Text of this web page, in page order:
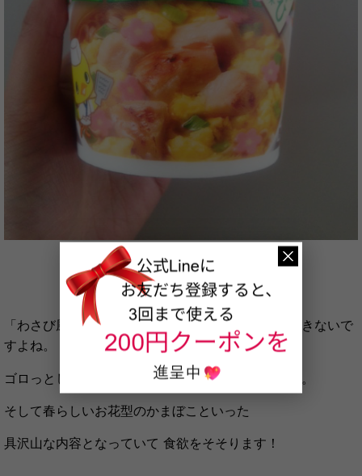
「わさび風味」のチキンラーメン、なかなか想像できないで
すよね。
ゴロっとしたチキンと色鮮やかなふわふわ卵、ねぎ。
そして春らしいお花型のかまぼこといった
具沢山な内容となっていて 食欲をそそります！